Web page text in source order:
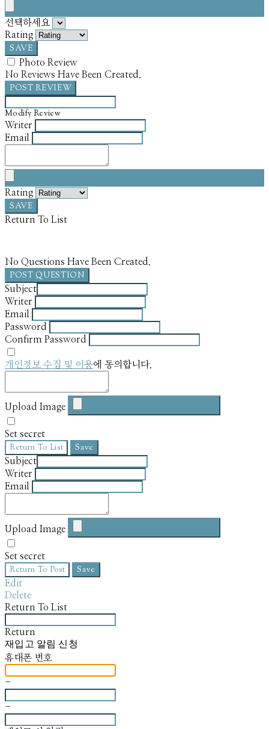
선택하세요
Rating
SAVE
Photo Review
No Reviews Have Been Created.
POST REVIEW
Modify Review
Writer
Email
Rating
SAVE
Return To List
No Questions Have Been Created.
POST QUESTION
Subject
Writer
Email
Password
Confirm Password
개인정보 수집 및 이용에 동의합니다.
Upload Image
Set secret
Return To List Save
Subject
Writer
Email
Upload Image
Set secret
Return To Post Save
Edit
Delete
Return To List
Return
재입고 알림 신청
휴대폰 번호
-
-